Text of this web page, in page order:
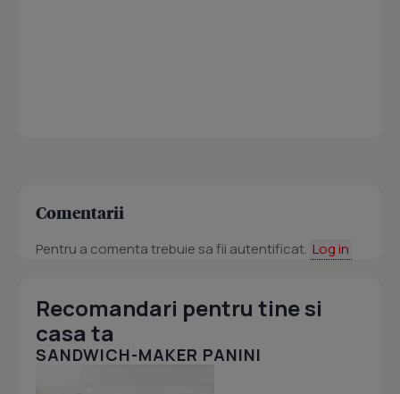
Comentarii
Pentru a comenta trebuie sa fii autentificat. Log in
Recomandari pentru tine si
casa ta
SANDWICH-MAKER PANINI